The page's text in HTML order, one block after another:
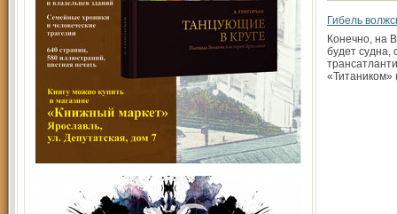
Гибель
Конечно, на
будет судна,